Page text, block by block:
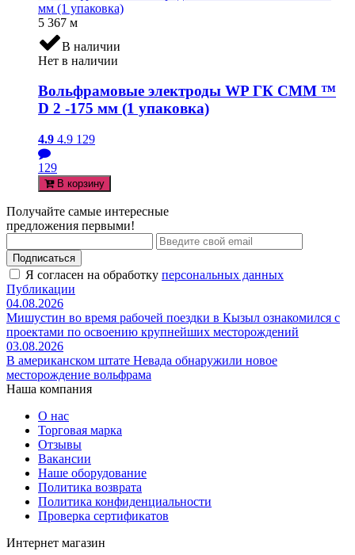
5 367 м
В наличии
Нет в наличии
Вольфрамовые электроды WP ГК СММ ™
D 2 -175 мм (1 упаковка)
4.9 4.9 129
129
В корзину
Получайте самые интересные
предложения первыми!
Подписаться
Я согласен на обработку персональных данных
Публикации
04.08.2026
Мишустин во время рабочей поездки в Кызыл ознакомился с
проектами по освоению крупнейших месторождений
03.08.2026
В американском штате Невада обнаружили новое
месторождение вольфрама
Наша компания
О нас
Торговая марка
Отзывы
Вакансии
Наше оборудование
Политика возврата
Политика конфиденциальности
Проверка сертификатов
Интернет магазин